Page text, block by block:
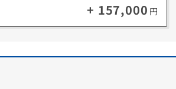
+ 157,000 円